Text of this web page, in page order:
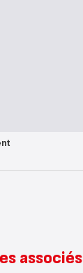
associés